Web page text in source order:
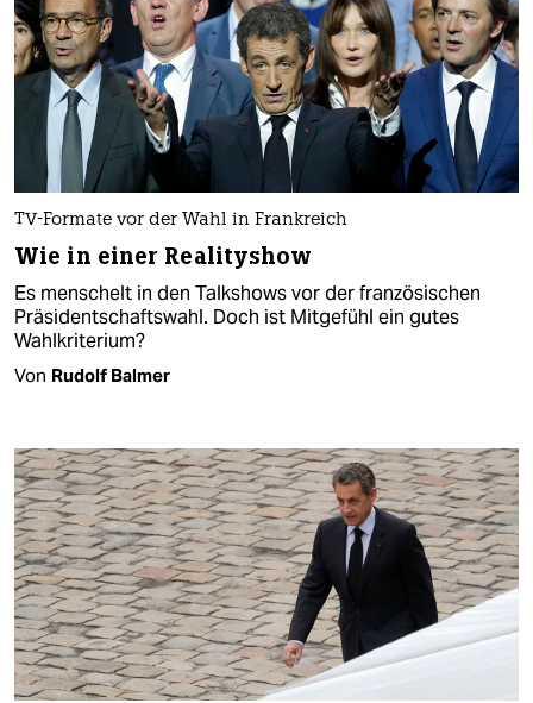
TV-Formate vor der Wahl in Frankreich
Wie in einer Realityshow
Es menschelt in den Talkshows vor der französischen
Präsidentschaftswahl. Doch ist Mitgefühl ein gutes
Wahlkriterium?
Von Rudolf Balmer